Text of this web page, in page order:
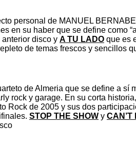
personal de MANUEL
en su haber que se define como
anterior disco y A TU LADO que es
de temas frescos y sencillos
de Almeria que se define a sí
rock y garage. En su corta
Rock de 2005 y sus dos
STOP THE SHOW y CAN’T